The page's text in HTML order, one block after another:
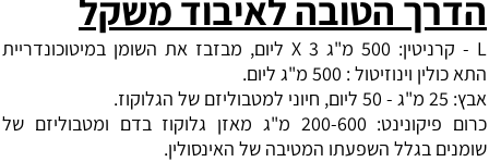
L - קרניטין: 500 מ"ג X 3 ליום, מבזבז את השומן במיטוכונדריית
התא כולין וינוזיטול : 500 מ"ג ליום.
אבץ: 25 מ"ג - 50 ליום, חיוני למטבוליזם של הגלוקוז.
כרום פיקונינט: 200-600 מ"ג מאזן גלוקוז בדם ומטבוליזם של
שומנים בגלל השפעתו המטיבה של האינסולין.